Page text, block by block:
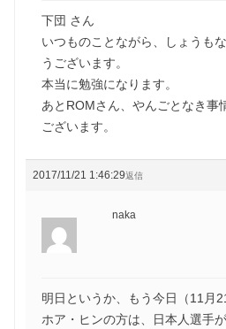
下団 さん
いつものことながら、しょうも
うございます。
本当に勉強になります。
あとROMさん、やんごとなき事
ございます。
2017/11/21 1:46:29返信
naka
明日というか、もう今日（11月
ホア・ヒンの方は、日本人選手